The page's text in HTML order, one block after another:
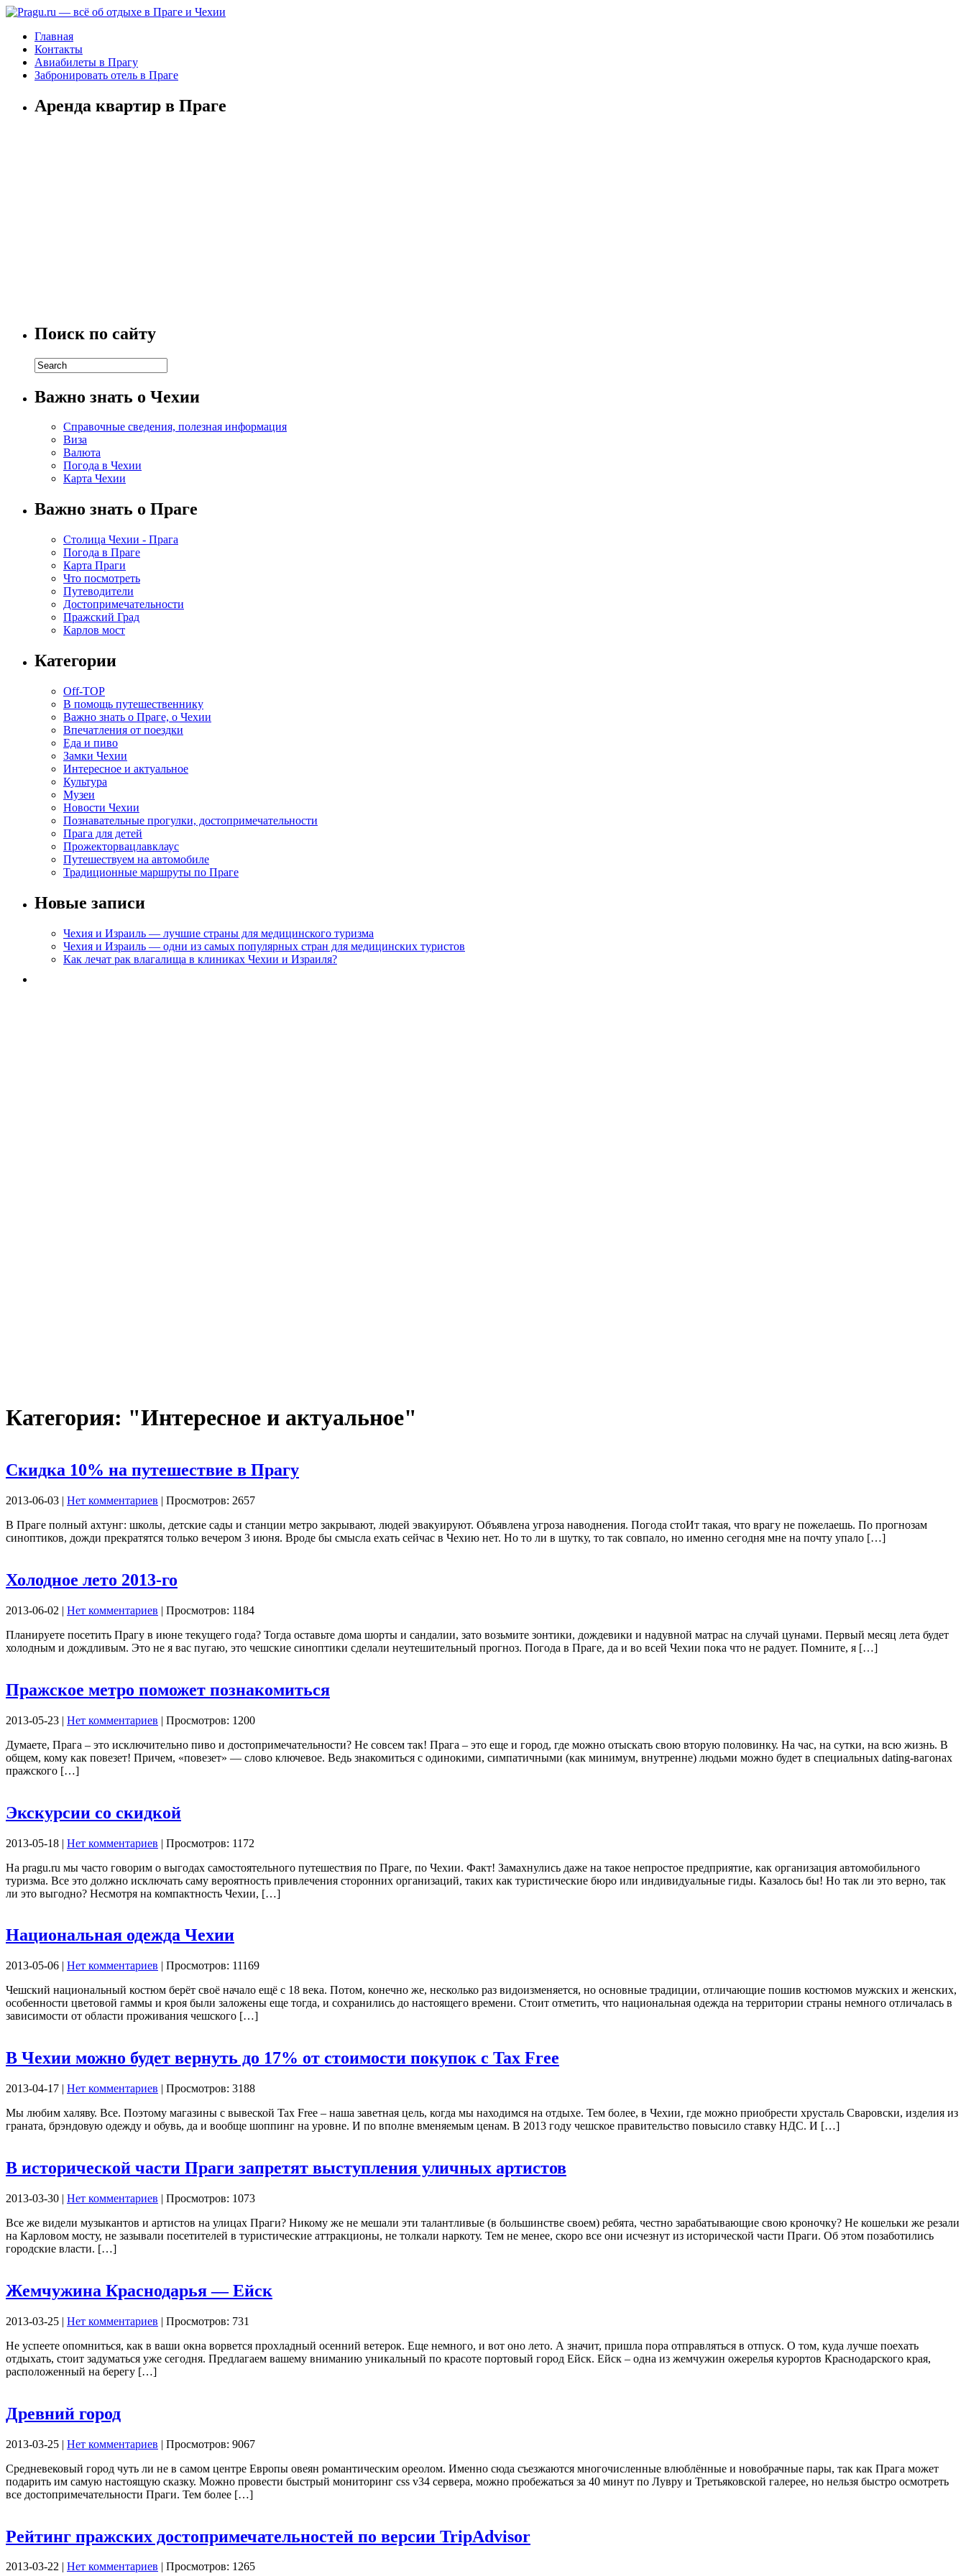
Главная
Контакты
Авиабилеты в Прагу
Забронировать отель в Праге
Аренда квартир в Праге
Поиск по сайту
Важно знать о Чехии
Справочные сведения, полезная информация
Виза
Валюта
Погода в Чехии
Карта Чехии
Важно знать о Праге
Столица Чехии - Прага
Погода в Праге
Карта Праги
Что посмотреть
Путеводители
Достопримечательности
Пражский Град
Карлов мост
Категории
Off-TOP
В помощь путешественнику
Важно знать о Праге, о Чехии
Впечатления от поездки
Еда и пиво
Замки Чехии
Интересное и актуальное
Культура
Музеи
Новости Чехии
Познавательные прогулки, достопримечательности
Прага для детей
Прожекторвацлавклаус
Путешествуем на автомобиле
Традиционные маршруты по Праге
Новые записи
Чехия и Израиль — лучшие страны для медицинского туризма
Чехия и Израиль — одни из самых популярных стран для медицинских туристов
Как лечат рак влагалища в клиниках Чехии и Израиля?
Категория: "Интересное и актуальное"
Скидка 10% на путешествие в Прагу
2013-06-03 | Нет комментариев | Просмотров: 2657
В Праге полный ахтунг: школы, детские сады и станции метро закрывают, людей эвакуируют. Объявлена угроза наводнения. Погода стоИт такая, что врагу не пожелаешь. По прогнозам
синоптиков, дожди прекратятся только вечером 3 июня. Вроде бы смысла ехать сейчас в Чехию нет. Но то ли в шутку, то так совпало, но именно сегодня мне на почту упало […]
Холодное лето 2013-го
2013-06-02 | Нет комментариев | Просмотров: 1184
Планируете посетить Прагу в июне текущего года? Тогда оставьте дома шорты и сандалии, зато возьмите зонтики, дождевики и надувной матрас на случай цунами. Первый месяц лета будет
холодным и дождливым. Это не я вас пугаю, это чешские синоптики сделали неутешительный прогноз. Погода в Праге, да и во всей Чехии пока что не радует. Помните, я […]
Пражское метро поможет познакомиться
2013-05-23 | Нет комментариев | Просмотров: 1200
Думаете, Прага – это исключительно пиво и достопримечательности? Не совсем так! Прага – это еще и город, где можно отыскать свою вторую половинку. На час, на сутки, на всю жизнь. В
общем, кому как повезет! Причем, «повезет» — слово ключевое. Ведь знакомиться с одинокими, симпатичными (как минимум, внутренне) людьми можно будет в специальных dating-вагонах
пражского […]
Экскурсии со скидкой
2013-05-18 | Нет комментариев | Просмотров: 1172
На pragu.ru мы часто говорим о выгодах самостоятельного путешествия по Праге, по Чехии. Факт! Замахнулись даже на такое непростое предприятие, как организация автомобильного
туризма. Все это должно исключать саму вероятность привлечения сторонних организаций, таких как туристические бюро или индивидуальные гиды. Казалось бы! Но так ли это верно, так
ли это выгодно? Несмотря на компактность Чехии, […]
Национальная одежда Чехии
2013-05-06 | Нет комментариев | Просмотров: 11169
Чешский национальный костюм берёт своё начало ещё с 18 века. Потом, конечно же, несколько раз видоизменяется, но основные традиции, отличающие пошив костюмов мужских и женских,
особенности цветовой гаммы и кроя были заложены еще тогда, и сохранились до настоящего времени. Стоит отметить, что национальная одежда на территории страны немного отличалась в
зависимости от области проживания чешского […]
В Чехии можно будет вернуть до 17% от стоимости покупок с Tax Free
2013-04-17 | Нет комментариев | Просмотров: 3188
Мы любим халяву. Все. Поэтому магазины с вывеской Tax Free – наша заветная цель, когда мы находимся на отдыхе. Тем более, в Чехии, где можно приобрести хрусталь Сваровски, изделия из
граната, брэндовую одежду и обувь, да и вообще шоппинг на уровне. И по вполне вменяемым ценам. В 2013 году чешское правительство повысило ставку НДС. И […]
В исторической части Праги запретят выступления уличных артистов
2013-03-30 | Нет комментариев | Просмотров: 1073
Все же видели музыкантов и артистов на улицах Праги? Никому же не мешали эти талантливые (в большинстве своем) ребята, честно зарабатывающие свою кроночку? Не кошельки же резали
на Карловом мосту, не зазывали посетителей в туристические аттракционы, не толкали наркоту. Тем не менее, скоро все они исчезнут из исторической части Праги. Об этом позаботились
городские власти. […]
Жемчужина Краснодарья — Ейск
2013-03-25 | Нет комментариев | Просмотров: 731
Не успеете опомниться, как в ваши окна ворвется прохладный осенний ветерок. Еще немного, и вот оно лето. А значит, пришла пора отправляться в отпуск. О том, куда лучше поехать
отдыхать, стоит задуматься уже сегодня. Предлагаем вашему вниманию уникальный по красоте портовый город Ейск. Ейск – одна из жемчужин ожерелья курортов Краснодарского края,
расположенный на берегу […]
Древний город
2013-03-25 | Нет комментариев | Просмотров: 9067
Средневековый город чуть ли не в самом центре Европы овеян романтическим ореолом. Именно сюда съезжаются многочисленные влюблённые и новобрачные пары, так как Прага может
подарить им самую настоящую сказку. Можно провести быстрый мониторинг css v34 сервера, можно пробежаться за 40 минут по Лувру и Третьяковской галерее, но нельзя быстро осмотреть
все достопримечательности Праги. Тем более […]
Рейтинг пражских достопримечательностей по версии TripAdvisor
2013-03-22 | Нет комментариев | Просмотров: 1265